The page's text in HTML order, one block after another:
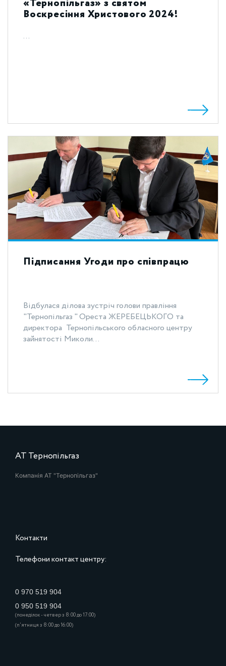
«Тернопільгаз» з святом
Воскресіння Христового 2024!
...
Підписання Угоди про співпрацю
Відбулася ділова зустріч голови правління
"Тернопільгаз " Ореста ЖЕРЕБЕЦЬКОГО та
директора Тернопільського обласного центру
зайнятості Миколи...
АТ Тернопільгаз
Компанія АТ "Тернопільгаз"
Контакти
Телефони контакт центру:
0 970 519 904
0 950 519 904
(понеділок - четвер з 8:00 до 17:00)
(п'ятниця з 8:00 до 16:00)